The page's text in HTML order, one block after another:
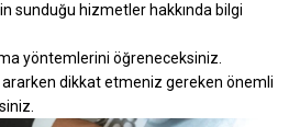
sunduğu hizmetler hakkında bilgi
yöntemlerini öğreneceksiniz.
ararken dikkat etmeniz gereken önemli